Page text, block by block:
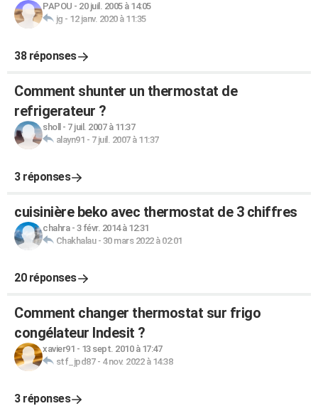
PAPOU - 20 juil. 2005 à 14:05
jg - 12 janv. 2020 à 11:35
38 réponses
Comment shunter un thermostat de
refrigerateur ?
sholl - 7 juil. 2007 à 11:37
alayn91 - 7 juil. 2007 à 11:37
3 réponses
cuisinière beko avec thermostat de 3 chiffres
chahra- 3 févr. 2014 à 12:31
Chakhalau- 30 mars 2022 à 02:01
20 réponses
Comment changer thermostat sur frigo
congélateur Indesit ?
xavier91 - 13 sept. 2010 à 17:47
stf_jpd87- 4 nov. 2022 à 14:38
3 réponses